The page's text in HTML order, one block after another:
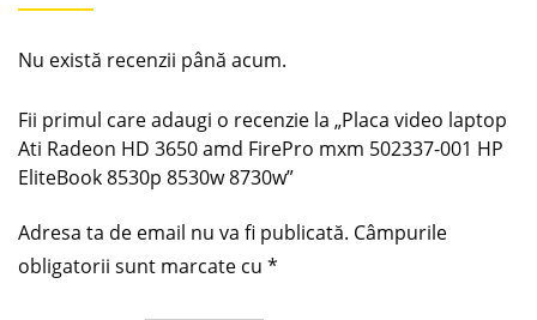
Nu există recenzii până acum.
Fii primul care adaugi o recenzie la „Placa video laptop
Ati Radeon HD 3650 amd FirePro mxm 502337-001 HP
EliteBook 8530p 8530w 8730w”
Adresa ta de email nu va fi publicată. Câmpurile
obligatorii sunt marcate cu *